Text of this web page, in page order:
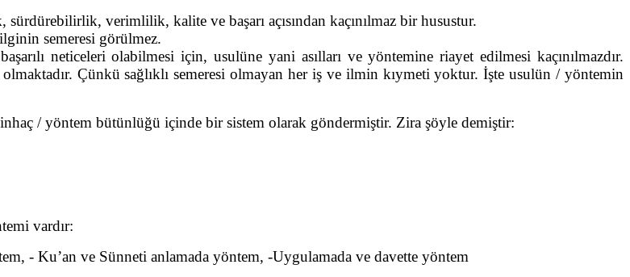
verimlilik, kalite ve başarı açısından kaçınılmaz bir husustur.
semeresi görülmez.
neticeleri olabilmesi için, usulüne yani asılları ve yöntemine riayet edilmesi kaçınılmazdır.
Çünkü sağlıklı semeresi olmayan her iş ve ilmin kıymeti yoktur. İşte usulün / yöntemin
/ yöntem bütünlüğü içinde bir sistem olarak göndermiştir. Zira şöyle demiştir:
vardır:
- Ku’an ve Sünneti anlamada yöntem, -Uygulamada ve davette yöntem